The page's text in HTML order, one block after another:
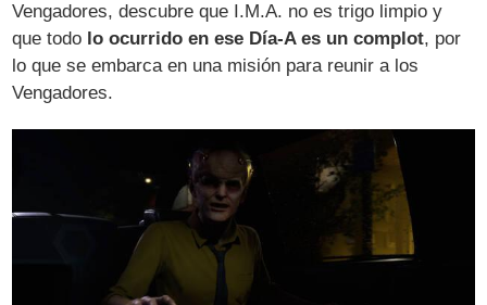
Vengadores, descubre que I.M.A. no es trigo limpio y
que todo lo ocurrido en ese Día-A es un complot, por
lo que se embarca en una misión para reunir a los
Vengadores.